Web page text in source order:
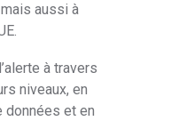
aussi à
à travers
niveaux, en
données et en